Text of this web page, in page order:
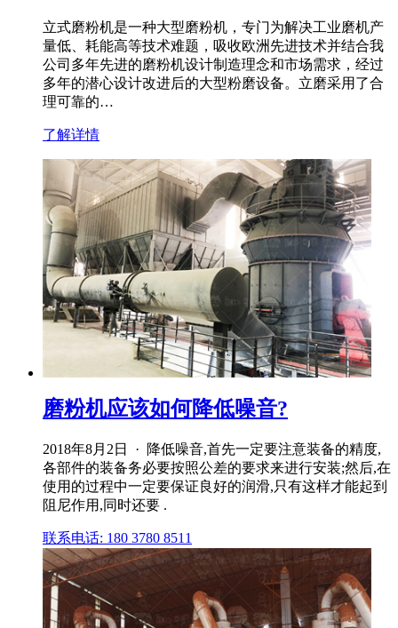
立式磨粉机是一种大型磨粉机，专门为解决工业磨机产
量低、耗能高等技术难题，吸收欧洲先进技术并结合我
公司多年先进的磨粉机设计制造理念和市场需求，经过
多年的潜心设计改进后的大型粉磨设备。立磨采用了合
理可靠的…
了解详情
磨粉机应该如何降低噪音?
2018年8月2日 · 降低噪音,首先一定要注意装备的精度,
各部件的装备务必要按照公差的要求来进行安装;然后,在
使用的过程中一定要保证良好的润滑,只有这样才能起到
阻尼作用,同时还要 .
联系电话: 180 3780 8511